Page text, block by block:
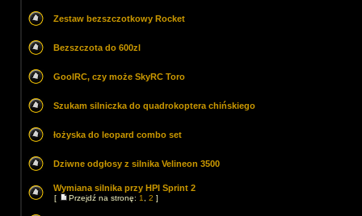
Zestaw bezszczotkowy Rocket
Bezszczota do 600zl
GoolRC, czy może SkyRC Toro
Szukam silniczka do quadrokoptera chińskiego
łożyska do leopard combo set
Dziwne odgłosy z silnika Velineon 3500
Wymiana silnika przy HPI Sprint 2
[ Przejdź na stronę: 1 2 ]